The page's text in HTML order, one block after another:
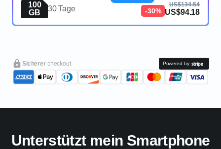
100
GB
30 Tage -30%
US$134.54
US$94.18
Sicherer checkout Powered by
Unterstützt mein Smartphone